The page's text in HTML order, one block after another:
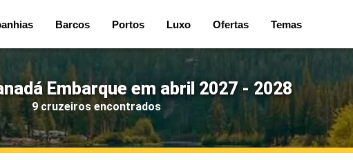
Barcos Portos Luxo Ofertas Temas
Embarque em abril 2027 - 2028
9 cruzeiros encontrados